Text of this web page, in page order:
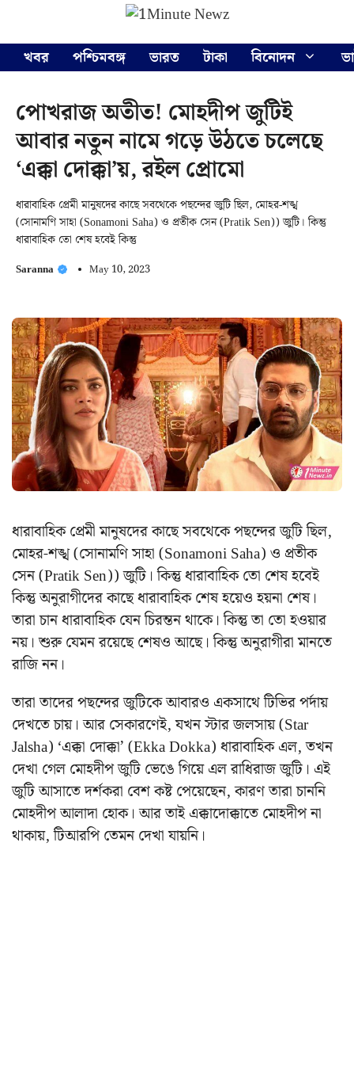
content
খবর
পশ্চিমবঙ্গ ভারত টাকা বিনোদন
পোখরাজ অতীত! মোহদীপ জুটিই
আবার নতুন নামে গড়ে উঠতে চলেছে
‘এক্কা দোক্কা’য়, রইল প্রোমো
ধারাবাহিক প্রেমী মানুষদের কাছে সবথেকে পছন্দের জুটি ছিল, মোহর-শঙ্খ
(সোনামণি সাহা (Sonamoni Saha) ও প্রতীক সেন (Pratik Sen)) জুটি। কিন্তু
ধারাবাহিক তো শেষ হবেই কিন্তু
Saranna May 10, 2023
ধারাবাহিক প্রেমী মানুষদের কাছে সবথেকে পছন্দের জুটি ছিল,
মোহর-শঙ্খ (সোনামণি সাহা (Sonamoni Saha) ও প্রতীক
সেন (Pratik Sen)) জুটি। কিন্তু ধারাবাহিক তো শেষ হবেই
কিন্তু অনুরাগীদের কাছে ধারাবাহিক শেষ হয়েও হয়না শেষ।
তারা চান ধারাবাহিক যেন চিরন্তন থাকে। কিন্তু তা তো হওয়ার
নয়। শুরু যেমন রয়েছে শেষও আছে। কিন্তু অনুরাগীরা মানতে
রাজি নন।
তারা তাদের পছন্দের জুটিকে আবারও একসাথে টিভির পর্দায়
দেখতে চায়। আর সেকারণেই, যখন স্টার জলসায় (Star
Jalsha) ‘এক্কা দোক্কা’ (Ekka Dokka) ধারাবাহিক এল, তখন
দেখা গেল মোহদীপ জুটি ভেঙে গিয়ে এল রাধিরাজ জুটি। এই
জুটি আসাতে দর্শকরা বেশ কষ্ট পেয়েছেন, কারণ তারা চাননি
মোহদীপ আলাদা হোক। আর তাই এক্কাদোক্কাতে মোহদীপ না
থাকায়, টিআরপি তেমন দেখা যায়নি।